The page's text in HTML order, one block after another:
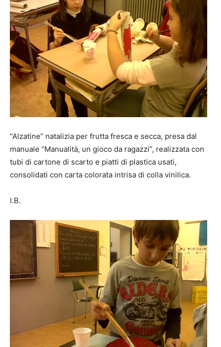
“Alzatine” natalizia per frutta fresca e secca, presa dal
manuale “Manualità, un gioco da ragazzi”, realizzata con
tubi di cartone di scarto e piatti di plastica usati,
consolidati con carta colorata intrisa di colla vinilica.
I.B.